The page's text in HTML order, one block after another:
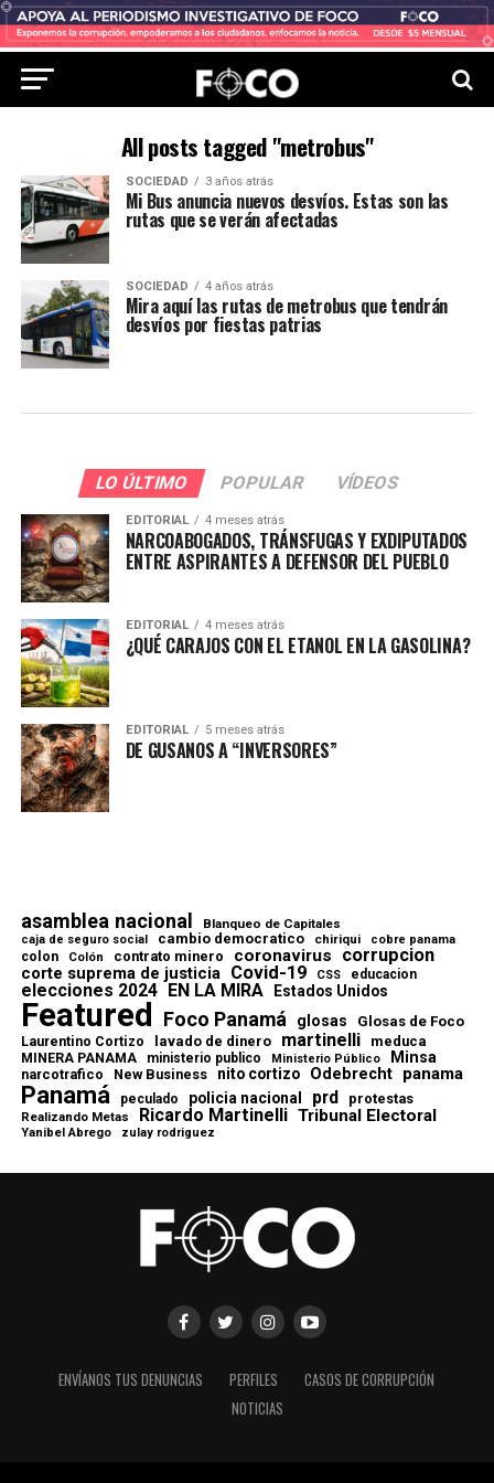
All posts tagged "metrobus"
SOCIEDAD 3 años atrás
Mi Bus anuncia nuevos desvíos. Estas son las
rutas que se verán afectadas
SOCIEDAD 4 años atrás
Mira aquí las rutas de metrobus que tendrán
desvíos por fiestas patrias
LO ÚLTIMO POPULAR VÍDEOS
EDITORIAL 4 meses atrás
NARCOABOGADOS, TRÁNSFUGAS Y EXDIPUTADOS
ENTRE ASPIRANTES A DEFENSOR DEL PUEBLO
EDITORIAL 4 meses atrás
¿QUÉ CARAJOS CON EL ETANOL EN LA GASOLINA?
EDITORIAL 5 meses atrás
DE GUSANOS A “INVERSORES”
asamblea nacional Blanqueo de Capitales
caja de seguro social cambio democratico chiriqui cobre panama
colon Colón contrato minero coronavirus corrupcion
corte suprema de justicia Covid-19 CSS educacion
elecciones 2024 EN LA MIRA Estados Unidos
Featured Foco Panamá glosas Glosas de Foco
Laurentino Cortizo lavado de dinero martinelli meduca
MINERA PANAMA ministerio publico Ministerio Público Minsa
narcotrafico New Business nito cortizo Odebrecht panama
Panamá peculado policia nacional prd protestas
Realizando Metas Ricardo Martinelli Tribunal Electoral
Yanibel Abrego zulay rodriguez
ENVÍANOS TUS DENUNCIAS PERFILES
CASOS DE CORRUPCIÓN
NOTICIAS